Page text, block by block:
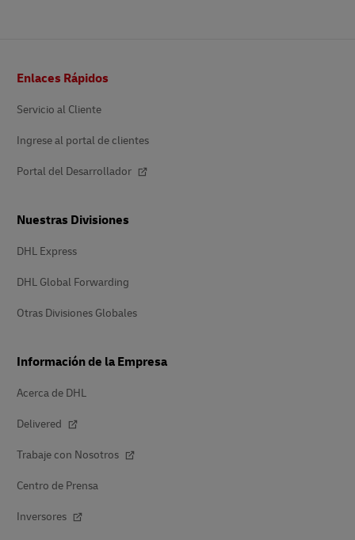
de
Enlaces Rápidos
Servicio al Cliente
Ingrese al portal de clientes
Portal del Desarrollador
Nuestras Divisiones
DHL Express
DHL Global Forwarding
Otras Divisiones Globales
Información de la Empresa
Acerca de DHL
Delivered
Trabaje con Nosotros
Centro de Prensa
Inversores